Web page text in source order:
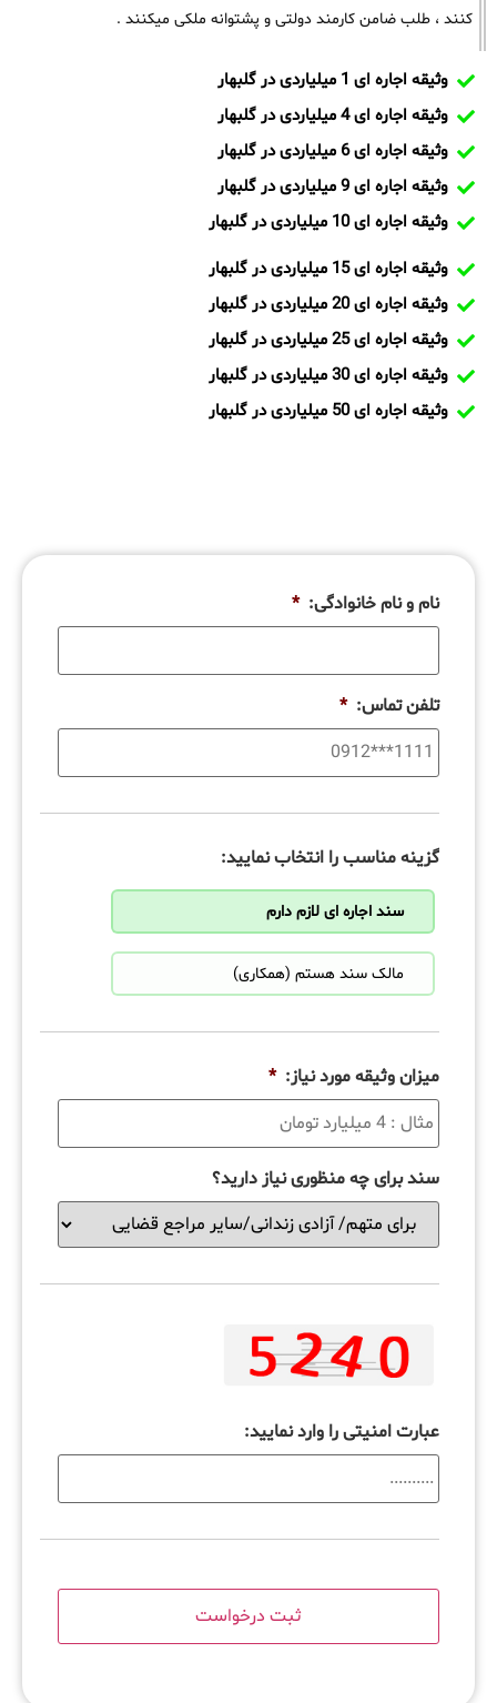
کنند ، طلب ضامن کارمند دولتی و پشتوانه ملکی میکنند .
وثیقه اجاره ای 1 میلیاردی در گلبهار
وثیقه اجاره ای 4 میلیاردی در گلبهار
وثیقه اجاره ای 6 میلیاردی در گلبهار
وثیقه اجاره ای 9 میلیاردی در گلبهار
وثیقه اجاره ای 10 میلیاردی در گلبهار
وثیقه اجاره ای 15 میلیاردی در گلبهار
وثیقه اجاره ای 20 میلیاردی در گلبهار
وثیقه اجاره ای 25 میلیاردی در گلبهار
وثیقه اجاره ای 30 میلیاردی در گلبهار
وثیقه اجاره ای 50 میلیاردی در گلبهار
نام و نام خانوادگی: *
تلفن تماس: *
گزینه مناسب را انتخاب نمایید:
سند اجاره ای لازم دارم
مالک سند هستم (همکاری)
میزان وثیقه مورد نیاز: *
سند برای چه منظوری نیاز دارید؟
عبارت امنیتی را وارد نمایید: